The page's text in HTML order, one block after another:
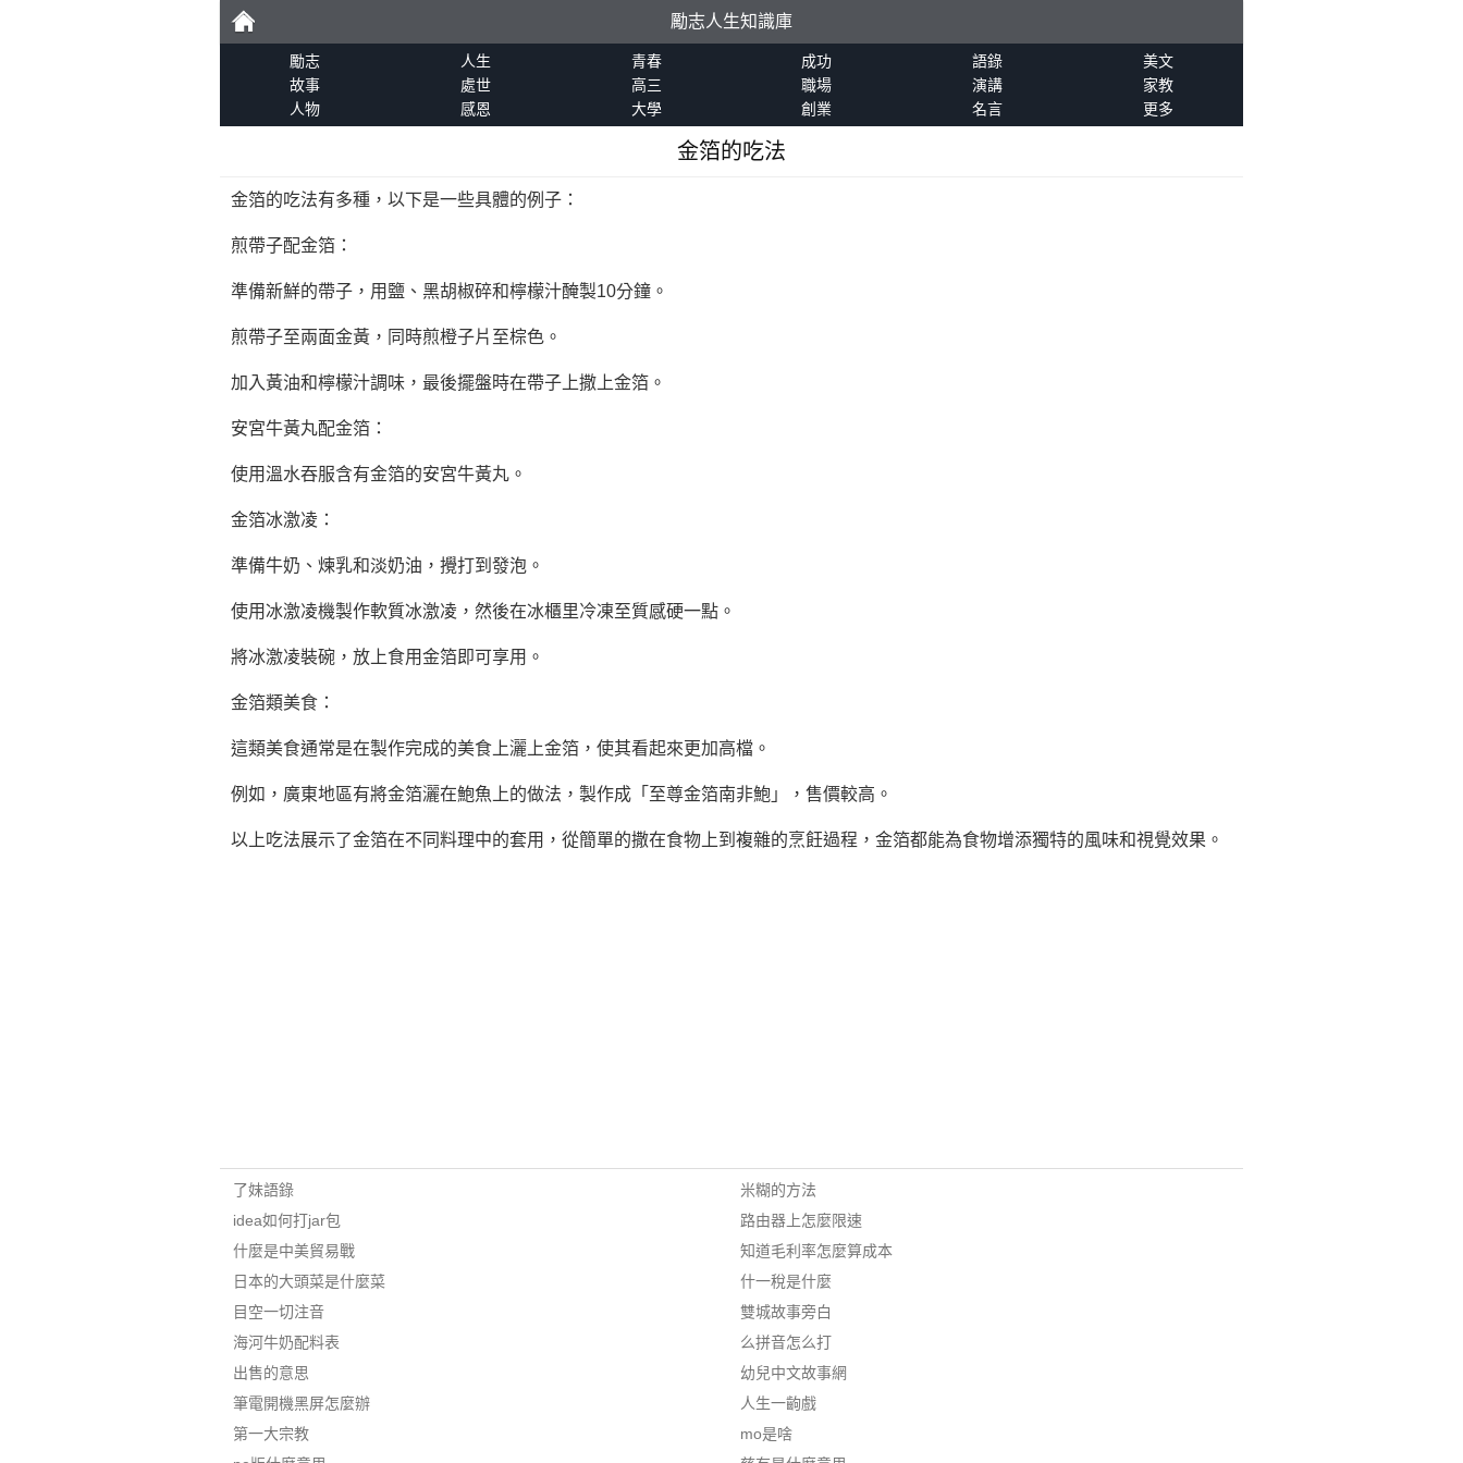
勵
勵志人生知識庫
勵志 人生 青春 成功 語錄
美文
故事
處世 高三 職場 演講
家教
人物
感恩 大學 創業 名言 更多
金箔的吃法
金箔的吃法有多種，以下是一些具體的例子：
煎帶子配金箔：
準備新鮮的帶子，用鹽、黑胡椒碎和檸檬汁醃製10分鐘。
煎帶子至兩面金黃，同時煎橙子片至棕色。
加入黃油和檸檬汁調味，最後擺盤時在帶子上撒上金箔。
安宮牛黃丸配金箔：
使用溫水吞服含有金箔的安宮牛黃丸。
金箔冰激凌：
準備牛奶、煉乳和淡奶油，攪打到發泡。
使用冰激凌機製作軟質冰激凌，然後在冰櫃里冷凍至質感硬一點。
將冰激凌裝碗，放上食用金箔即可享用。
金箔類美食：
這類美食通常是在製作完成的美食上灑上金箔，使其看起來更加高檔。
例如，廣東地區有將金箔灑在鮑魚上的做法，製作成「至尊金箔南非鮑」，售價較高。
以上吃法展示了金箔在不同料理中的套用，從簡單的撒在食物上到複雜的烹飪過程，金箔都能為食物增添獨特的風味和視覺效果。
了妹語錄
idea如何打jar包
什麼是中美貿易戰
日本的大頭菜是什麼菜
目空一切注音
海河牛奶配料表
出售的意思
筆電開機黑屏怎麼辦
第一大宗教
米糊的方法
路由器上怎麼限速
知道毛利率怎麼算成本
什一稅是什麼
雙城故事旁白
么拼音怎么打
幼兒中文故事網
人生一齣戲
mo是啥